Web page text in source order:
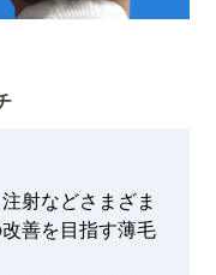
射などさまざま
善を目指す薄毛